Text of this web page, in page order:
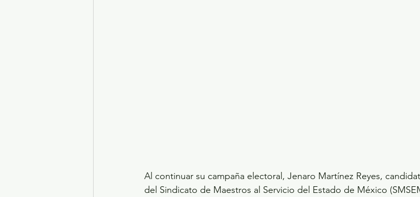
Al continuar su campaña electoral, Jenaro Martínez Reyes,
del Sindicato de Maestros al Servicio del Estado de México